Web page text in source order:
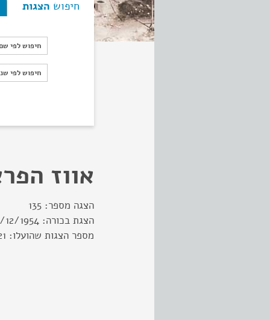
חיפוש הצגות
חיפוש לפי
חיפוש לפי
חיפוש לפי
אווז
הצגה מספר: 135
הצגת בכורה: 12/1954
מספר הצגות שהועלו: